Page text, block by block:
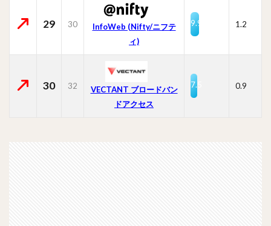
29 30
InfoWeb (Nifty/ニフテ
ィ)
9.9 1.2
30 32
VECTANT ブロードバン
ドアクセス
7.5 0.9